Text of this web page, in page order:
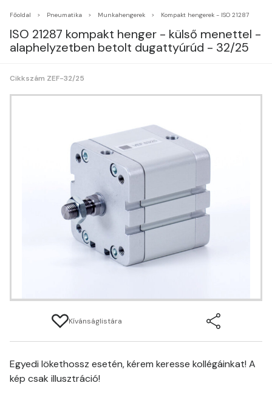
Főoldal Pneumatika Munkahengerek Kompakt hengerek - ISO 21287
ISO 21287 kompakt henger - külső menettel -
alaphelyzetben betolt dugattyúrúd - 32/25
Cikkszám ZEF-32/25
Kívánságlistára
Egyedi lökethossz esetén, kérem keresse kollégáinkat! A
kép csak illusztráció!